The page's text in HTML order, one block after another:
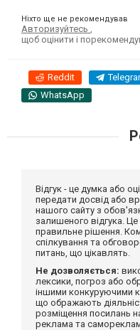
Ніхто ще не рекомендував
Авторизуйтесь
щоб оцінити і
Reddit
WhatsApp
Відгук - це думка або
передати досвід або
нашого сайту з
залишеного відгука.
правильне рішення.
спілкування та
питань, що цікавлять.
Не дозволяється:
лексики, погроз або
іншими конкуруючими
що ображають
розміщення посилань
реклама та